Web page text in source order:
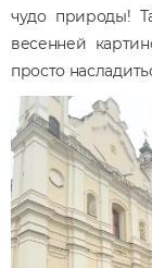
чудо природы!
весенней
просто